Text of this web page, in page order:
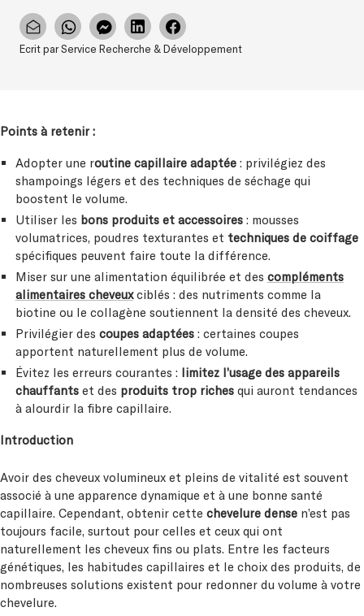
Ecrit par Service Recherche & Développement
Points à retenir :
Adopter une routine capillaire adaptée: privilégiez des
shampoings légers et des techniques de séchage qui
boostent le volume.
Utiliser les bons produits et accessoires: mousses
volumatrices, poudres texturantes et techniques de coiffage
spécifiques peuvent faire toute la différence.
Miser sur une alimentation équilibrée et des compléments
alimentaires cheveuxciblés : des nutriments comme la
biotine ou le collagène soutiennent la densité des cheveux.
Privilégier des coupes adaptées: certaines coupes
apportent naturellement plus de volume.
Évitez les erreurs courantes : limitez l’usage des appareils
chauffantset des produits trop richesqui auront tendances
à alourdir la fibre capillaire.
Introduction
Avoir des cheveux volumineux et pleins de vitalité est souvent
associé à une apparence dynamique et à une bonne santé
capillaire. Cependant, obtenir cette chevelure dense n’est pas
toujours facile, surtout pour celles et ceux qui ont
naturellement les cheveux fins ou plats. Entre les facteurs
génétiques, les habitudes capillaires et le choix des produits, de
nombreuses solutions existent pour redonner du volume à votre
chevelure.